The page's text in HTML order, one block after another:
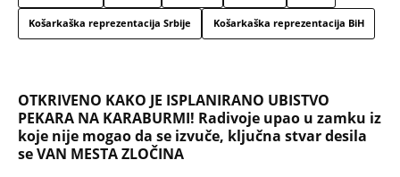
Košarkaška reprezentacija Srbije Košarkaška reprezentacija BiH
OTKRIVENO KAKO JE ISPLANIRANO UBISTVO
PEKARA NA KARABURMI! Radivoje upao u zamku iz
koje nije mogao da se izvuče, ključna stvar desila
se VAN MESTA ZLOČINA